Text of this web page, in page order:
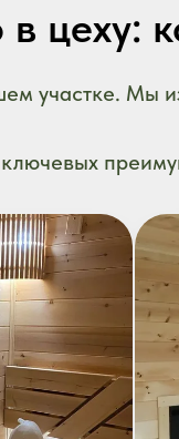
цеху:
участке. Мы